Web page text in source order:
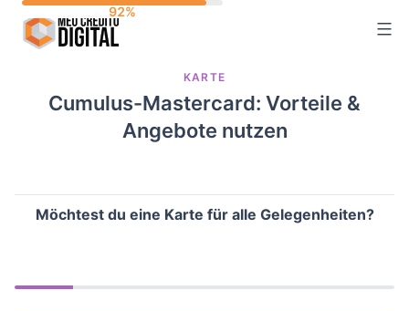
KARTE
Cumulus-Mastercard: Vorteile &
Angebote nutzen
Möchtest du eine Karte für alle Gelegenheiten?